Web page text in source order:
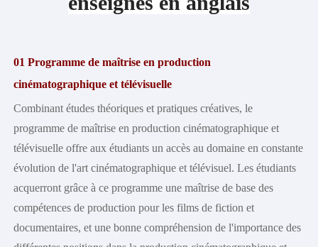
Universitaires
Programmes de base
Des chercheurs exceptionnels
Recherche
Comité Académique
Instituts et centres
Journaux
Les médias mondiaux et la Chine
Style CUC
Arts et culture
01 Programme de maîtrise en production
cinématographique et télévisuelle
Combinant études théoriques et pratiques créatives, le
programme de maîtrise en production cinématographique et
télévisuelle offre aux étudiants un accès au domaine en constante
évolution de l'art cinématographique et télévisuel. Les étudiants
acquerront grâce à ce programme une maîtrise de base des
compétences de production pour les films de fiction et
documentaires, et une bonne compréhension de l'importance des